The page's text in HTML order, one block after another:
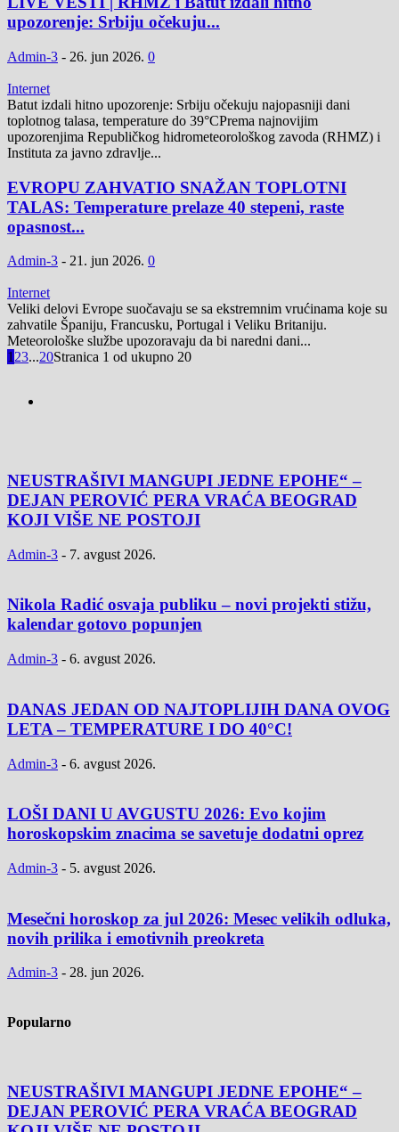
upozorenje: Srbiju očekuju...
Admin-3 - 26. jun 2026. 0
Internet
Batut izdali hitno upozorenje: Srbiju očekuju najopasniji dani
toplotnog talasa, temperature do 39°CPrema najnovijim
upozorenjima Republičkog hidrometeorološkog zavoda (RHMZ) i
Instituta za javno zdravlje...
EVROPU ZAHVATIO SNAŽAN TOPLOTNI
TALAS: Temperature prelaze 40 stepeni, raste
opasnost...
Admin-3 - 21. jun 2026. 0
Internet
Veliki delovi Evrope suočavaju se sa ekstremnim vrućinama koje su
zahvatile Španiju, Francusku, Portugal i Veliku Britaniju.
Meteorološke službe upozoravaju da bi naredni dani...
1 23...20Stranica 1 od ukupno 20
NEUSTRAŠIVI MANGUPI JEDNE EPOHE“ –
DEJAN PEROVIĆ PERA VRAĆA BEOGRAD
KOJI VIŠE NE POSTOJI
Admin-3 - 7. avgust 2026.
Nikola Radić osvaja publiku – novi projekti stižu,
kalendar gotovo popunjen
Admin-3 - 6. avgust 2026.
DANAS JEDAN OD NAJTOPLIJIH DANA OVOG
LETA – TEMPERATURE I DO 40°C!
Admin-3 - 6. avgust 2026.
LOŠI DANI U AVGUSTU 2026: Evo kojim
horoskopskim znacima se savetuje dodatni oprez
Admin-3 - 5. avgust 2026.
Mesečni horoskop za jul 2026: Mesec velikih odluka,
novih prilika i emotivnih preokreta
Admin-3 - 28. jun 2026.
Popularno
NEUSTRAŠIVI MANGUPI JEDNE EPOHE“ –
DEJAN PEROVIĆ PERA VRAĆA BEOGRAD